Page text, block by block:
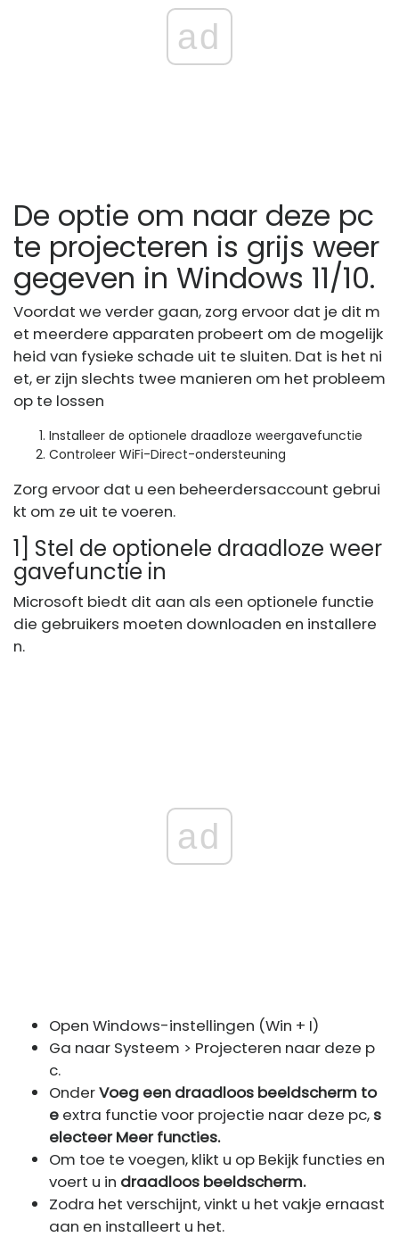
ad
De optie om naar deze pc
te projecteren is grijs weer
gegeven in Windows 11/10.
Voordat we verder gaan, zorg ervoor dat je dit m
et meerdere apparaten probeert om de mogelijk
heid van fysieke schade uit te sluiten. Dat is het ni
et, er zijn slechts twee manieren om het probleem
op te lossen
Installeer de optionele draadloze weergavefunctie
Controleer WiFi-Direct-ondersteuning
Zorg ervoor dat u een beheerdersaccount gebrui
kt om ze uit te voeren.
1] Stel de optionele draadloze weer
gavefunctie in
Microsoft biedt dit aan als een optionele functie
die gebruikers moeten downloaden en installere
n.
ad
Open Windows-instellingen (Win + I)
Ga naar Systeem > Projecteren naar deze p
c.
OnderVoeg een draadloos beeldscherm to
e extra functie voor projectie naar deze pc, s
electeer Meer functies.
Om toe te voegen, klikt u op Bekijk functies en
voert u in draadloos beeldscherm.
Zodra het verschijnt, vinkt u het vakje ernaast
aan en installeert u het.